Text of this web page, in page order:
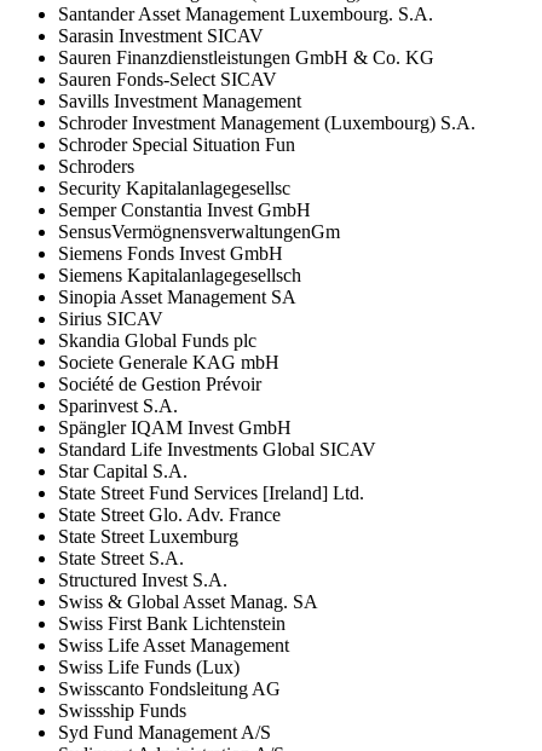
Santander Asset Management Luxembourg. S.A.
Sarasin Investment SICAV
Sauren Finanzdienstleistungen GmbH & Co. KG
Sauren Fonds-Select SICAV
Savills Investment Management
Schroder Investment Management (Luxembourg) S.A.
Schroder Special Situation Fun
Schroders
Security Kapitalanlagegesellsc
Semper Constantia Invest GmbH
SensusVermögnensverwaltungenGm
Siemens Fonds Invest GmbH
Siemens Kapitalanlagegesellsch
Sinopia Asset Management SA
Sirius SICAV
Skandia Global Funds plc
Societe Generale KAG mbH
Société de Gestion Prévoir
Sparinvest S.A.
Spängler IQAM Invest GmbH
Standard Life Investments Global SICAV
Star Capital S.A.
State Street Fund Services [Ireland] Ltd.
State Street Glo. Adv. France
State Street Luxemburg
State Street S.A.
Structured Invest S.A.
Swiss & Global Asset Manag. SA
Swiss First Bank Lichtenstein
Swiss Life Asset Management
Swiss Life Funds (Lux)
Swisscanto Fondsleitung AG
Swissship Funds
Syd Fund Management A/S